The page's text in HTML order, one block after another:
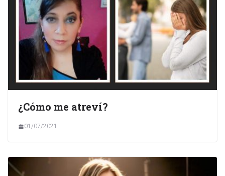
¿Cómo me atreví?
01/07/2021